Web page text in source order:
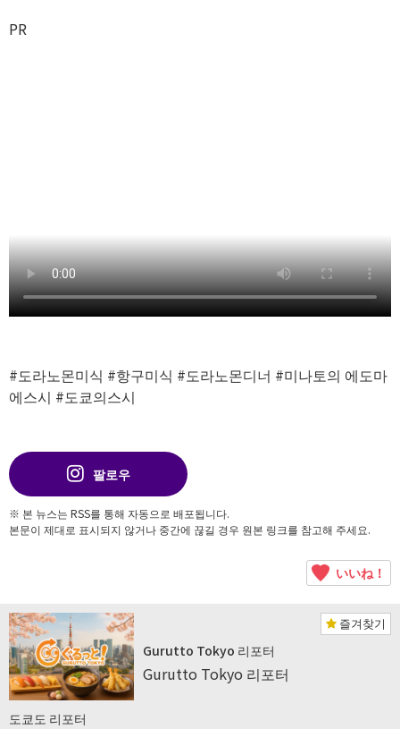
PR
#도라노몬미식 #항구미식 #도라노몬디너 #미나토의 에도마
에스시 #도쿄의스시
팔로우
※ 본 뉴스는 RSS를 통해 자동으로 배포됩니다.
본문이 제대로 표시되지 않거나 중간에 끊길 경우 원본 링크를 참고해 주세요.
いいね！
즐겨찾기
Gurutto Tokyo 리포터
Gurutto Tokyo 리포터
도쿄도 리포터